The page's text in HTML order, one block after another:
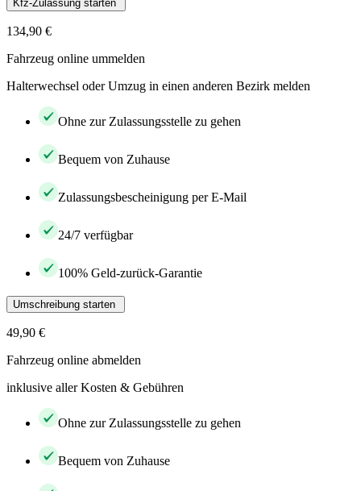
Kfz-Zulassung starten
134,90 €
Fahrzeug online ummelden
Halterwechsel oder Umzug in einen anderen Bezirk melden
Ohne zur Zulassungsstelle zu gehen
Bequem von Zuhause
Zulassungsbescheinigung per E-Mail
24/7 verfügbar
100% Geld-zurück-Garantie
Umschreibung starten
49,90 €
Fahrzeug online abmelden
inklusive aller Kosten & Gebühren
Ohne zur Zulassungsstelle zu gehen
Bequem von Zuhause